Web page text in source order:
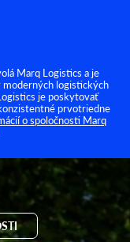
Marq Logistics a je
logistických
je poskytovať
prvotriedne
o spoločnosti Marq